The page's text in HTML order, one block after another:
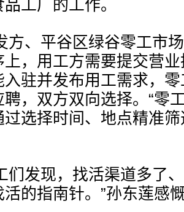
工厂的工作。
方、平谷区绿谷零工市
上，用工方需要提交营
入驻并发布用工需求，
，双方双向选择。“零
选择时间、地点精准筛
们发现，找活渠道多了
的指南针。”孙东莲感